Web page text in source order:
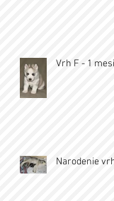
Vrh F - 1
Narodenie